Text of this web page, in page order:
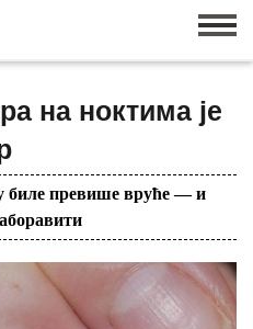
на ноктима је
биле превише вруће — и